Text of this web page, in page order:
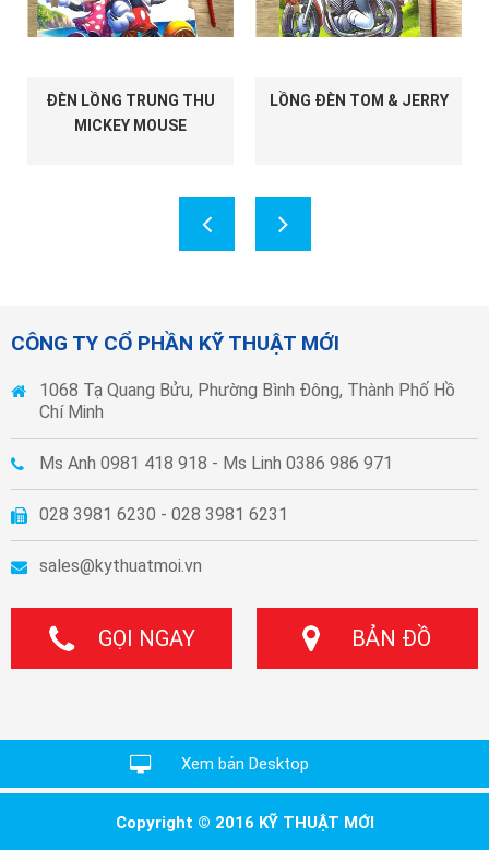
ĐÈN LỒNG TRUNG THU
MICKEY MOUSE
LỒNG ĐÈN TOM & JERRY
CÔNG TY CỔ PHẦN KỸ THUẬT MỚI
1068 Tạ Quang Bửu, Phường Bình Đông, Thành Phố Hồ
Chí Minh
Ms Anh 0981 418 918 - Ms Linh 0386 986 971
028 3981 6230 - 028 3981 6231
sales@kythuatmoi.vn
GỌI NGAY BẢN ĐỒ
Xem bản Desktop
Copyright © 2016 KỸ THUẬT MỚI